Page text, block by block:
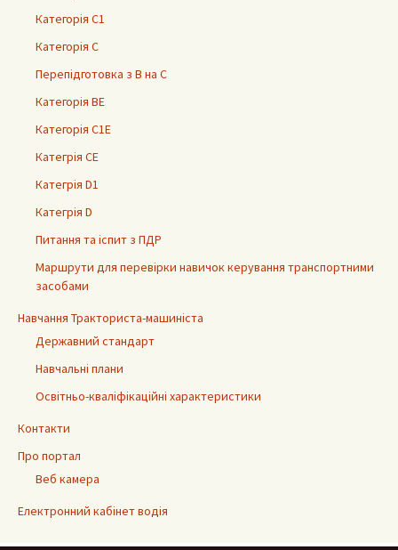
Категорія С1
Категорія С
Перепідготовка з В на С
Категорія ВЕ
Категорія С1Е
Категрія СЕ
Категрія D1
Категрія D
Питання та іспит з ПДР
Маршрути для перевірки навичок керування транспортними
засобами
Навчання Тракториста-машиніста
Державний стандарт
Навчальні плани
Освітньо-кваліфікаційні характеристики
Контакти
Про портал
Веб камера
Електронний кабінет водія